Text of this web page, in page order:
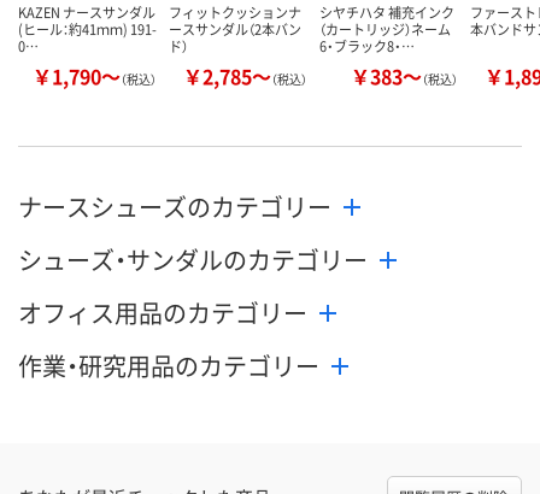
KAZEN ナースサンダル
(ヒール：約41ｍｍ) 191-
0…
￥1,790～（税込）
フィットクッションナ
ースサンダル（2本バン
ド）
￥2,785～（税込）
シヤチハタ 補充インク
（カートリッジ）ネーム
6・ブラック8・…
￥383～（税込）
ファース
本バンド
￥
ナースシューズのカテゴリー
シューズ・サンダルのカテゴリー
オフィス用品のカテゴリー
作業・研究用品のカテゴリー